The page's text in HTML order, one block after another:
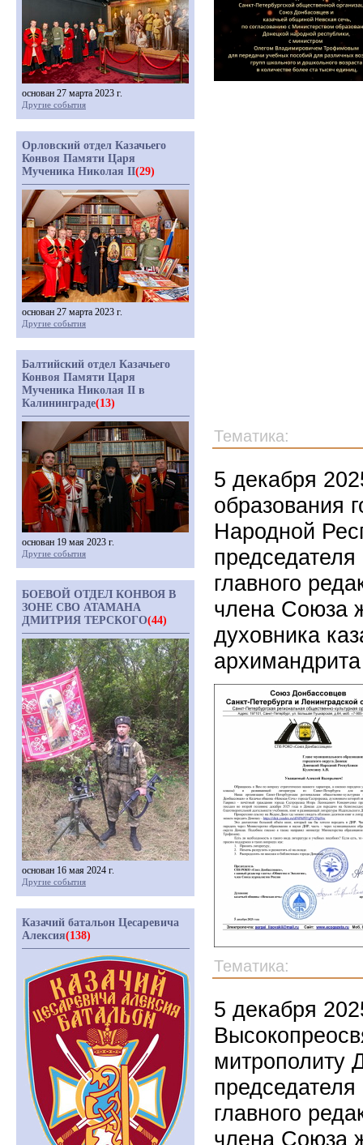
Тематика:
5 декабря
образования
Народной
главного
члена Союза
духовника
Тематика:
5 декабря
митрополиту
главного
члена Союза
основан 27 марта 2023 г.
Другие события
Орловский отдел Казачьего
Конвоя Памяти Царя
Мученика Николая II(29)
основан 27 марта 2023 г.
Другие события
Балтийский отдел Казачьего
Конвоя Памяти Царя
Мученика Николая II в
Калининграде(13)
основан 19 мая 2023 г.
Другие события
БОЕВОЙ ОТДЕЛ КОНВОЯ В
ЗОНЕ СВО АТАМАНА
ДМИТРИЯ ТЕРСКОГО(44)
основан 16 мая 2024 г.
Другие события
Казачий батальон Цесаревича
Алексия(138)